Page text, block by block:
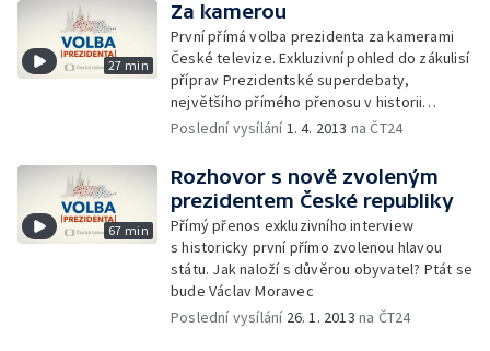
27 min
Za kamerou
První přímá volba prezidenta za kamerami
České televize. Exkluzivní pohled do zákulisí
příprav Prezidentské superdebaty,
největšího přímého přenosu v historii
zpravodajství České televize, který vzbudil
ze série dalších prezidentských debat
před prvním a druhým kolem volby.
Jedinečné okamžiky z tvorby a vysílání
Volebního studia ČT 24. To vše v unikátním
dokumentu režisérky Andrey
Majstorovičové.
Poslední vysílání1. 4. 2013 na ČT24
67 min
Rozhovor s nově zvoleným
prezidentem České republiky
Přímý přenos exkluzivního interview
s historicky první přímo zvolenou hlavou
státu. Jak naloží s důvěrou obyvatel? Ptát se
bude Václav Moravec
Poslední vysílání 26. 1. 2013 na ČT24